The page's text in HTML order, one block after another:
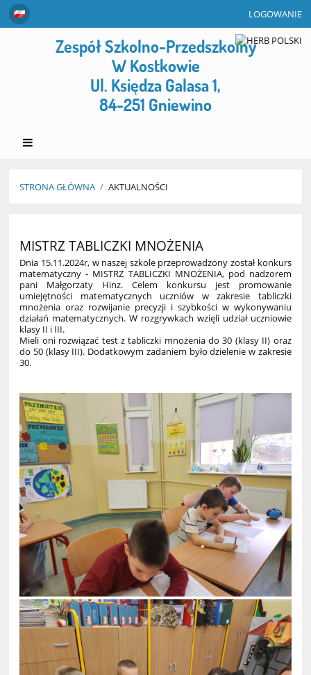
LOGOWANIE
Zespół Szkolno-Przedszkolny
W Kostkowie
Ul. Księdza Galasa 1,
84-251 Gniewino
STRONA GŁÓWNA / AKTUALNOŚCI
MISTRZ TABLICZKI MNOŻENIA
Dnia 15.11.2024r, w naszej szkole przeprowadzony został konkurs
matematyczny - MISTRZ TABLICZKI MNOŻENIA, pod nadzorem
pani Małgorzaty Hinz. Celem konkursu jest promowanie
umiejętności matematycznych uczniów w zakresie tabliczki
mnożenia oraz rozwijanie precyzji i szybkości w wykonywaniu
działań matematycznych. W rozgrywkach wzięli udział uczniowie
klasy II i III.
Mieli oni rozwiązać test z tabliczki mnożenia do 30 (klasy II) oraz
do 50 (klasy III). Dodatkowym zadaniem było dzielenie w zakresie
30.